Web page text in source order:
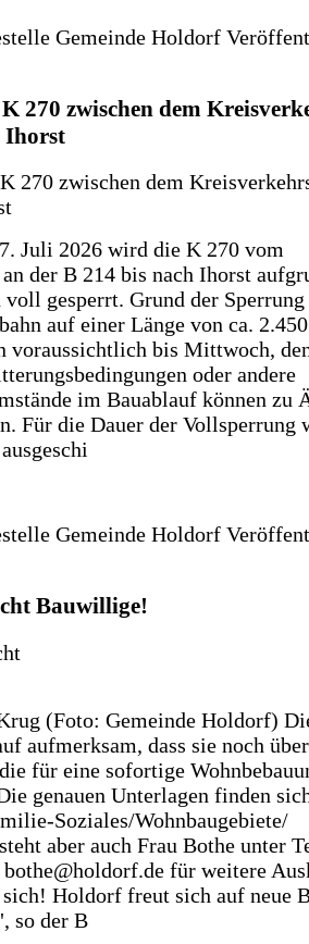
Gemeinde Holdorf
270 zwischen dem
Ihorst
Juli 2026 wird die K 270 vom
der B 214 bis nach Ihorst
voll gesperrt. Grund der
auf einer Länge von ca.
voraussichtlich bis Mittwoch,
oder andere
im Bauablauf können zu
Für die Dauer der Vollsperrung
Gemeinde Holdorf
Bauwillige!
(Foto: Gemeinde Holdorf)
aufmerksam, dass sie noch
für eine sofortige
genauen Unterlagen finden
Soziales/Wohnbaugebiete/
aber auch Frau Bothe unter
für weitere
Holdorf freut sich auf neue
so der B